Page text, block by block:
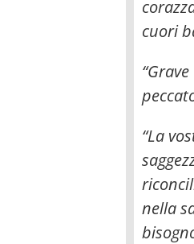
cuori
“La
nella